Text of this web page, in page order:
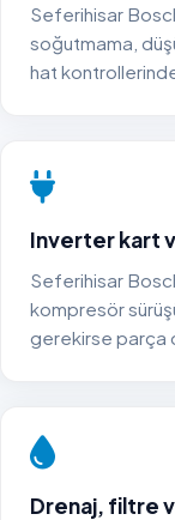
Seferihisar
soğutmama,
hat
Inverter kart
Seferihisar
kompresör
gerekirse parça
Drenaj, filtre